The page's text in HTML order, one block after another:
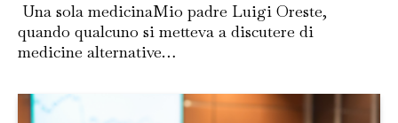
Una sola medicinaMio padre Luigi Oreste,
quando qualcuno si metteva a discutere di
medicine alternative…